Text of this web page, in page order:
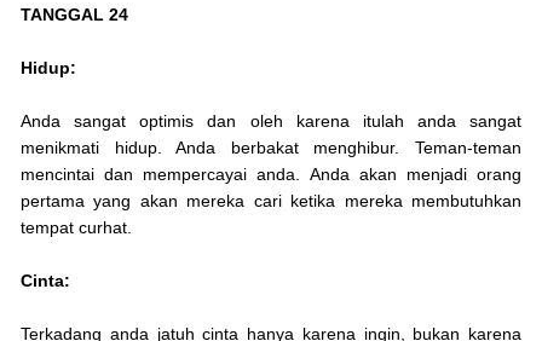
TANGGAL 24
Hidup:
Anda sangat optimis dan oleh karena itulah anda sangat
menikmati hidup. Anda berbakat menghibur. Teman-teman
mencintai dan mempercayai anda. Anda akan menjadi orang
pertama yang akan mereka cari ketika mereka membutuhkan
tempat curhat.
Cinta:
Terkadang anda jatuh cinta hanya karena ingin, bukan karena